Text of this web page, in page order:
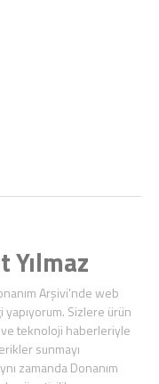
Yılmaz
Arşivi'nde web
Sizlere ürün
teknoloji haberleriyle
sunmayı
zamanda Donanım